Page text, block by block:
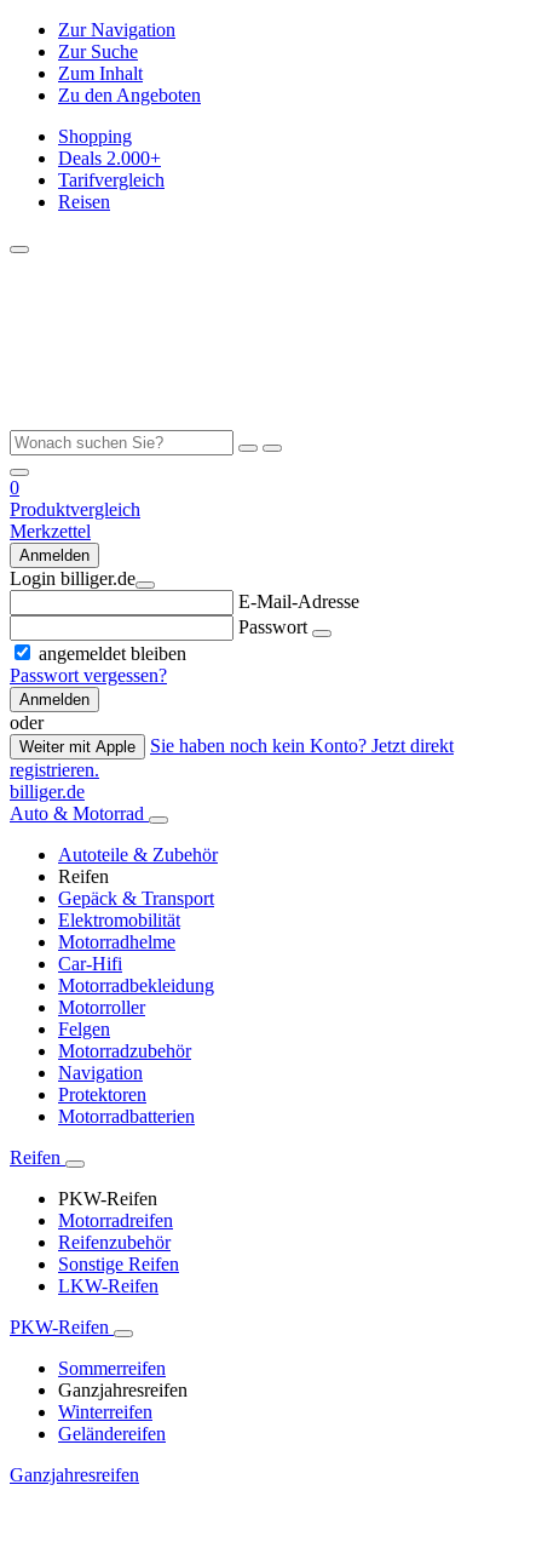
Zur Navigation
Zur Suche
Zum Inhalt
Zu den Angeboten
Shopping
Deals 2.000+
Tarifvergleich
Reisen
0
Produktvergleich
Merkzettel
Anmelden
Login billiger.de
E-Mail-Adresse
Passwort
angemeldet bleiben
Passwort vergessen?
Anmelden
oder
Weiter mit Apple
Sie haben noch kein Konto? Jetzt direkt
registrieren.
billiger.de
Auto & Motorrad
Autoteile & Zubehör
Reifen
Gepäck & Transport
Elektromobilität
Motorradhelme
Car-Hifi
Motorradbekleidung
Motorroller
Felgen
Motorradzubehör
Navigation
Protektoren
Motorradbatterien
Reifen
PKW-Reifen
Motorradreifen
Reifenzubehör
Sonstige Reifen
LKW-Reifen
PKW-Reifen
Sommerreifen
Ganzjahresreifen
Winterreifen
Geländereifen
Ganzjahresreifen